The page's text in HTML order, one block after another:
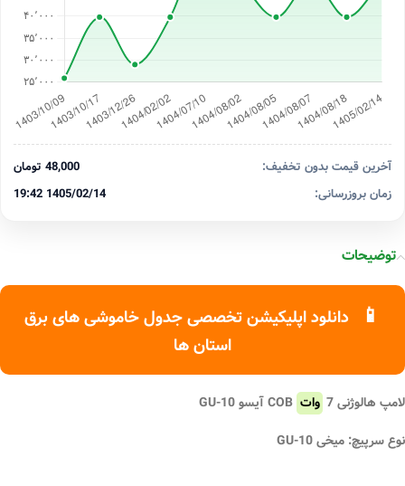
آخرین قیمت بدون تخفیف:
48,000 تومان
زمان بروزرسانی:
1405/02/14 19:42
توضیحات
📱
دانلود اپلیکیشن تخصصی جدول خاموشی های برق
استان ها
لامپ هالوژنی 7 وات
نوع سرپیچ: میخی GU-10